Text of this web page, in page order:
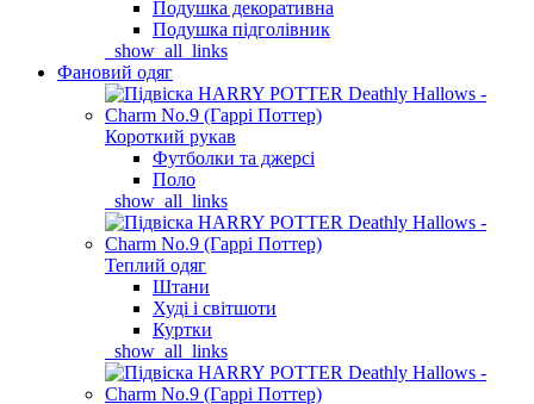
Подушка декоративна
Подушка підголівник
_show_all_links
Фановий одяг
Короткий рукав
Футболки та джерсі
Поло
_show_all_links
Теплий одяг
Штани
Худі і світшоти
Куртки
_show_all_links